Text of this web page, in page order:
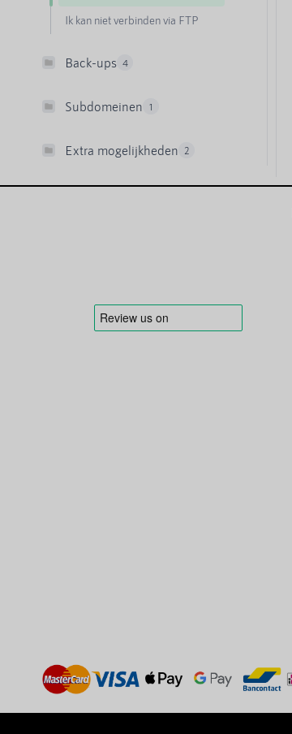
Ik kan niet verbinden via FTP
Back-ups 4
Subdomeinen 1
Extra mogelijkheden 2